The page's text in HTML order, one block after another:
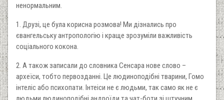
ненормальним.
1. Друзі, це була корисна розмова! Ми дізнались про
євангельську антропологію і краще зрозуміли важливість
соціального кокона.
2. А також записали до словника Сенсара нове слово –
археїси, тобто первозданні. Це людиноподібні тварини, Гомо
інтеліс або психопати. Інтеіси не є людьми, так само як не є